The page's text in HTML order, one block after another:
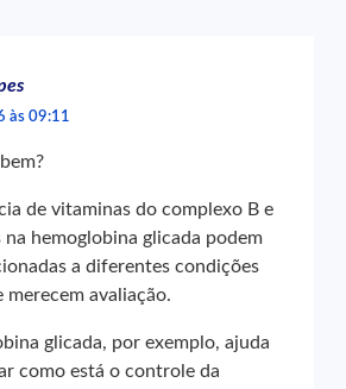
às 09:11
de vitaminas do complexo B e
na hemoglobina glicada podem
a diferentes condições
merecem avaliação.
glicada, por exemplo, ajuda
como está o controle da